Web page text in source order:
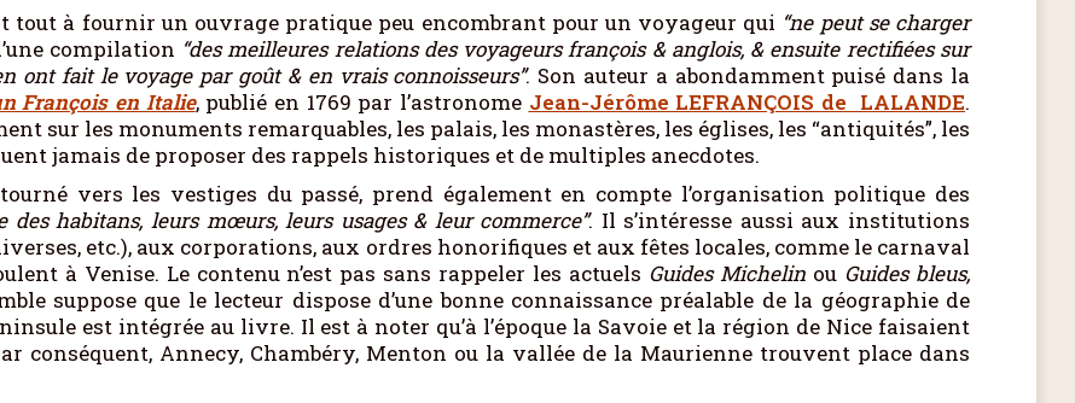
tout à fournir un ouvrage pratique peu encombrant pour un voyageur qui “ne peut se charger
compilation “des meilleures relations des voyageurs françois & anglois, & ensuite rectifiées sur
ont fait le voyage par goût & en vrais connoisseurs”. Son auteur a abondamment puisé dans la
François en Italie, publié en 1769 par l’astronome Jean-Jérôme LEFRANÇOIS de LALANDE.
sur les monuments remarquables, les palais, les monastères, les églises, les “antiquités”, les
jamais de proposer des rappels historiques et de multiples anecdotes.
vers les vestiges du passé, prend également en compte l’organisation politique des
des habitans, leurs mœurs, leurs usages & leur commerce”. Il s’intéresse aussi aux institutions
etc.), aux corporations, aux ordres honorifiques et aux fêtes locales, comme le carnaval
à Venise. Le contenu n’est pas sans rappeler les actuels Guides Michelin ou Guides bleus,
suppose que le lecteur dispose d’une bonne connaissance préalable de la géographie de
est intégrée au livre. Il est à noter qu’à l’époque la Savoie et la région de Nice faisaient
conséquent, Annecy, Chambéry, Menton ou la vallée de la Maurienne trouvent place dans